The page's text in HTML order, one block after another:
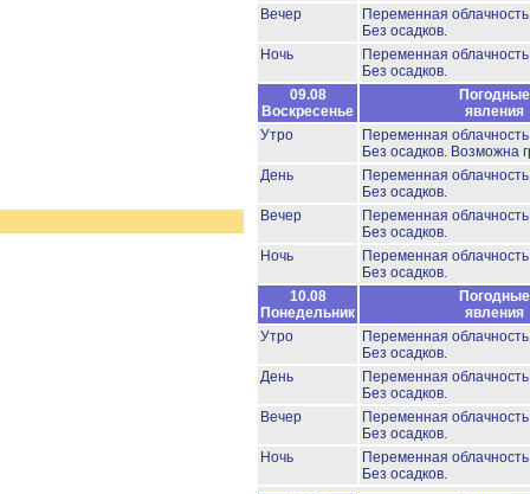
Вечер
Переменная
Без осадков.
Ночь
Переменная
Без осадков.
09.08
Воскресенье
Погодные
явления
Утро
Переменная
Без осадков. Возможна
День
Переменная
Без осадков.
Вечер
Переменная
Без осадков.
Ночь
Переменная
Без осадков.
10.08
Понедельник
Погодные
явления
Утро
Переменная
Без осадков.
День
Переменная
Без осадков.
Вечер
Переменная облачность
Без осадков.
Ночь
Переменная облачность
Без осадков.